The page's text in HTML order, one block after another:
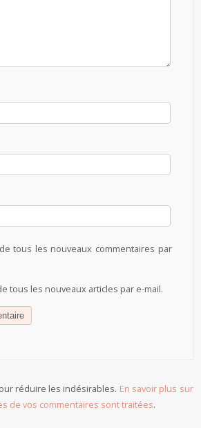
tous les nouveaux commentaires par
tous les nouveaux articles par e-mail.
réduire les indésirables. En savoir plus sur
de vos commentaires sont traitées.